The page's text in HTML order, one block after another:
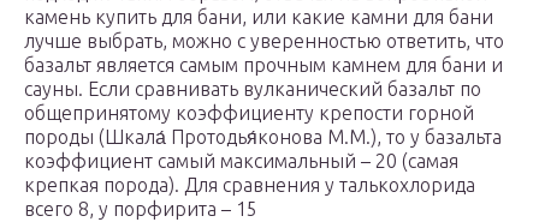
камень купить для бани, или какие камни для бани
лучше выбрать, можно с уверенностью ответить, что
базальт является самым прочным камнем для бани и
сауны. Если сравнивать вулканический базальт по
общепринятому коэффициенту крепости горной
породы (Шкала́ Протодья́конова М.М.), то у базальта
коэффициент самый максимальный – 20 (самая
крепкая порода). Для сравнения у талькохлорида
всего 8, у порфирита – 15